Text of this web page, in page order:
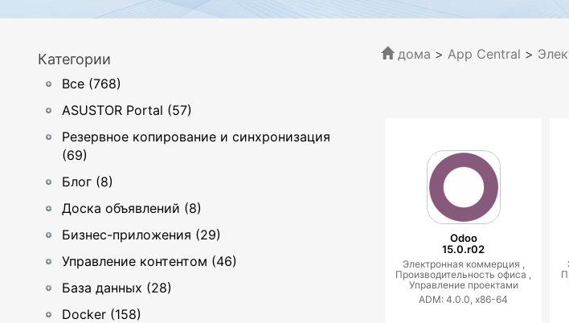
Категории
Все (768)
ASUSTOR Portal (57)
Резервное копирование и синхронизация
(69)
Блог (8)
Доска объявлений (8)
Бизнес-приложения (29)
Управление контентом (46)
База данных (28)
Docker (158)
дома > App Central >
Odoo
15.0.r02
Электронная коммерция ,
Производительность офиса ,
Управление проектами
ADM: 4.0.0, x86-64